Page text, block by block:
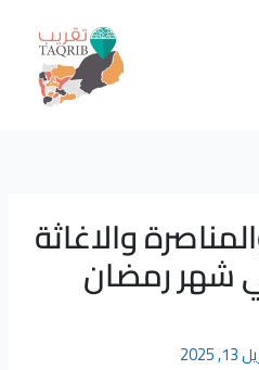
والاغاثة
شهر رمضان
2025